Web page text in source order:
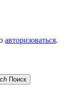
авторизоваться.
Поиск